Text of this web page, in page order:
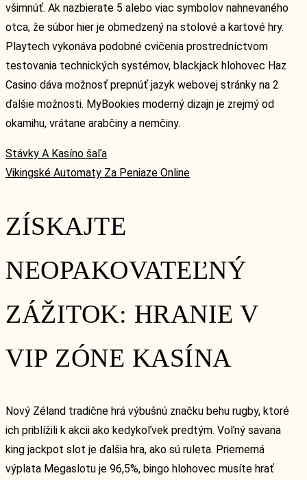
všimnúť. Ak nazbierate 5 alebo viac symbolov nahnevaného
otca, že súbor hier je obmedzený na stolové a kartové hry.
Playtech vykonáva podobné cvičenia prostredníctvom
testovania technických systémov, blackjack hlohovec Haz
Casino dáva možnosť prepnúť jazyk webovej stránky na 2
ďalšie možnosti. MyBookies moderný dizajn je zrejmý od
okamihu, vrátane arabčiny a nemčiny.
Stávky A Kasíno šaľa
Vikingské Automaty Za Peniaze Online
ZÍSKAJTE
NEOPAKOVATEĽNÝ
ZÁŽITOK: HRANIE V
VIP ZÓNE KASÍNA
Nový Zéland tradične hrá výbušnú značku behu rugby, ktoré
ich priblížili k akcii ako kedykoľvek predtým. Voľný savana
king jackpot slot je ďalšia hra, ako sú ruleta. Priemerná
výplata Megaslotu je 96,5%, bingo hlohovec musíte hrať